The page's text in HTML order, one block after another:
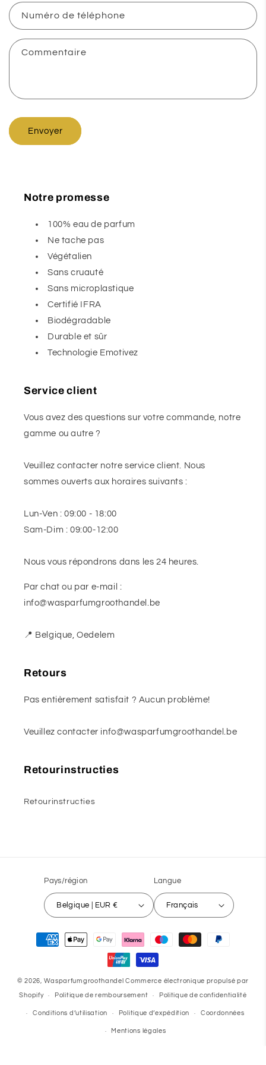
l
i
e
e
c
Numéro de téléphone
Commentaire
Envoyer
Notre promesse
100% eau de parfum
Ne tache pas
Végétalien
Sans cruauté
Sans microplastique
Certifié IFRA
Biodégradable
Durable et sûr
Technologie Emotivez
Service client
Vous avez des questions sur votre commande, notre
gamme ou autre ?
Veuillez contacter notre service client. Nous
sommes ouverts aux horaires suivants :
Lun-Ven : 09:00 - 18:00
Sam-Dim : 09:00-12:00
Nous vous répondrons dans les 24 heures.
Par chat ou par e-mail :
info@wasparfumgroothandel.be
📍 Belgique, Oedelem
Retours
Pas entièrement satisfait ? Aucun problème!
Veuillez contacter info@wasparfumgroothandel.be
Retourinstructies
Retourinstructies
Pays/région
Belgique | EUR €
Langue
Français
Moyens
© 2026, Wasparfumgroothandel Commerce électronique propulsé par
Shopify Politique de remboursement Politique de confidentialité
Conditions d’utilisation Politique d’expédition Coordonnées
Mentions légales